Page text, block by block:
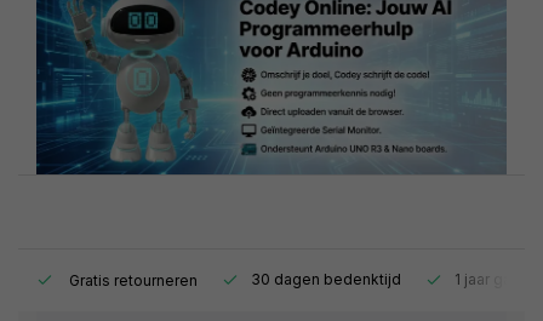
Gratis retourneren 30 dagen bedenktijd 1 jaar